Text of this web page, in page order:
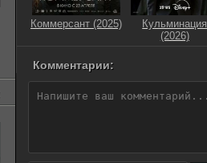
Коммерсант (2025)
Кульминация
(2026)
Комментарии: